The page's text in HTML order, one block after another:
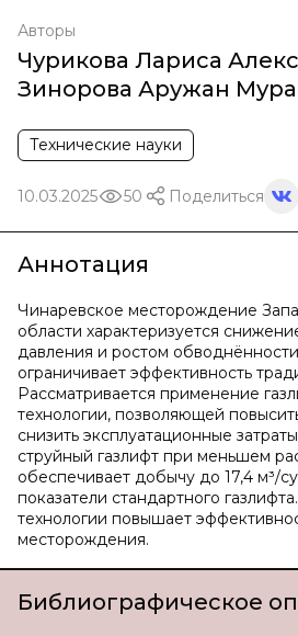
Авторы
Чурикова Лариса
Зинорова Аружан
Технические науки
10.03.2025 50 Поделиться
Аннотация
Чинаревское месторождение
области характеризуется
давления и ростом
ограничивает эффективность
Рассматривается применение
технологии, позволяющей
снизить эксплуатационные
струйный газлифт при меньшем
обеспечивает добычу до 17,4 м³/
показатели стандартного
технологии повышает
месторождения.
Библиографическое